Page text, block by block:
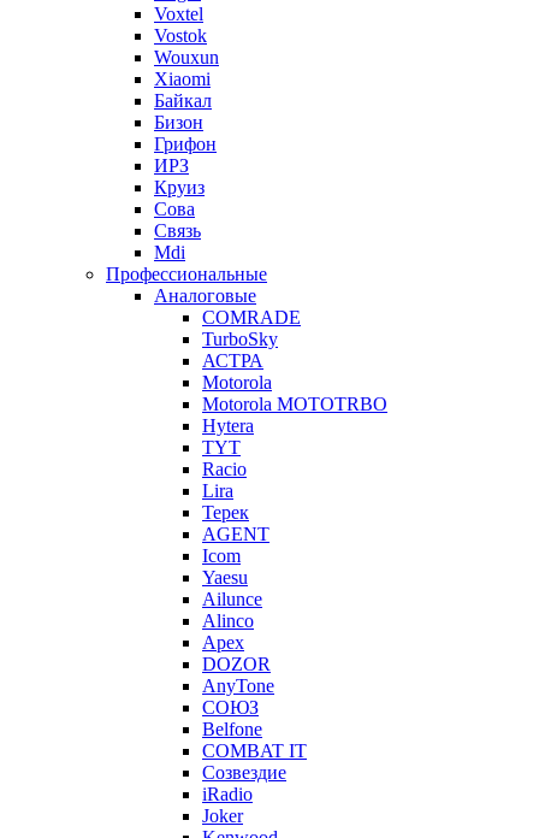
Voxtel
Vostok
Wouxun
Xiaomi
Байкал
Бизон
Грифон
ИРЗ
Круиз
Сова
Связь
Mdi
Профессиональные
Аналоговые
COMRADE
TurboSky
АСТРА
Motorola
Motorola MOTOTRBO
Hytera
TYT
Racio
Lira
Терек
AGENT
Icom
Yaesu
Ailunce
Alinco
Apex
DOZOR
AnyTone
СОЮЗ
Belfone
COMBAT IT
Созвездие
iRadio
Joker